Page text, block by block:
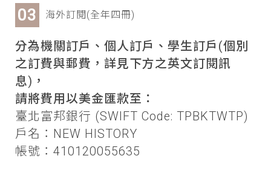
海外訂閱(全年四冊)
分為機關訂戶、個人訂戶、學生訂戶(個別
之訂費與郵費，詳見下方之英文訂閱訊
息)，
請將費用以美金匯款至：
臺北富邦銀行 (SWIFT Code: TPBKTWTP)
戶名：NEW HISTORY
帳號：410120055635